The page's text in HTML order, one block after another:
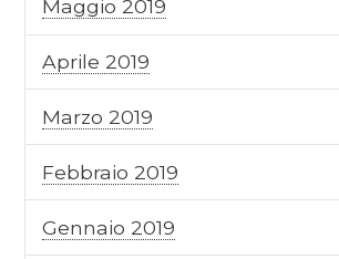
Maggio 2019
Aprile 2019
Marzo 2019
Febbraio 2019
Gennaio 2019